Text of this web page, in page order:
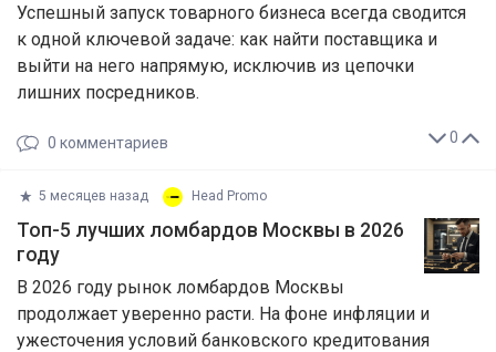
Успешный запуск товарного бизнеса всегда сводится
к одной ключевой задаче: как найти поставщика и
выйти на него напрямую, исключив из цепочки
лишних посредников.
0
0 комментариев
5 месяцев назад Head Promo
Топ-5 лучших ломбардов Москвы в 2026
году
В 2026 году рынок ломбардов Москвы
продолжает уверенно расти. На фоне инфляции и
ужесточения условий банковского кредитования